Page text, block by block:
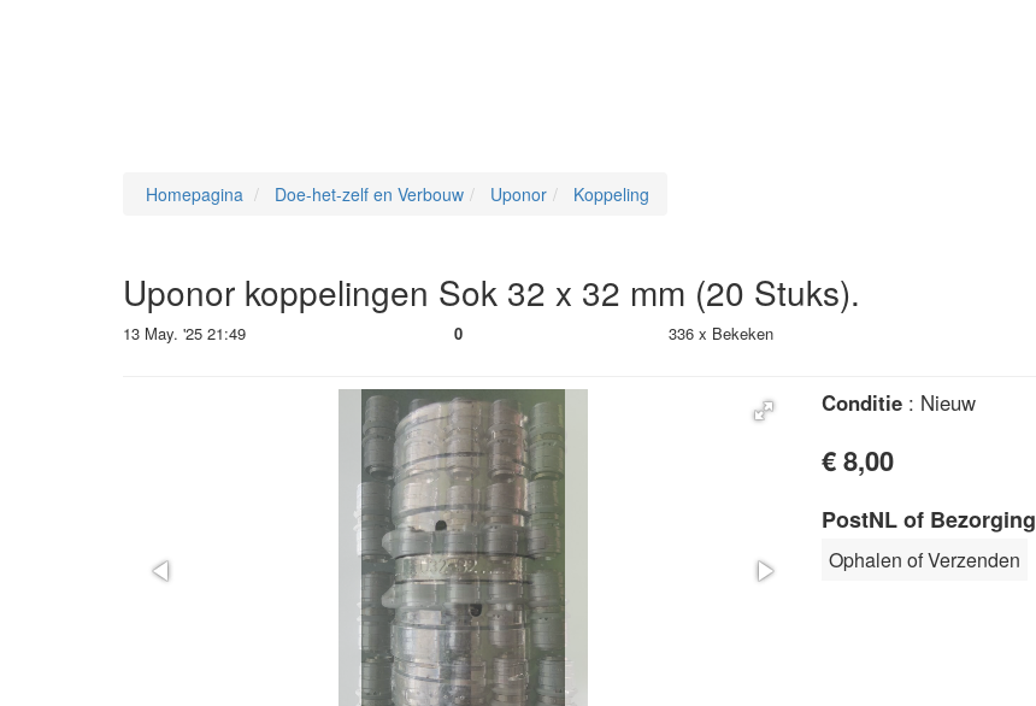
Homepagina Doe-het-zelf en Verbouw Uponor Koppeling
Uponor koppelingen Sok 32 x 32 mm (20 Stuks).
13 May. '25 21:49 0 336 x Bekeken
Conditie: Nieuw
€ 8,00
PostNL of Bezorging
Ophalen of Verzenden